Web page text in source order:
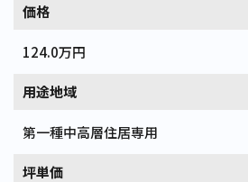
価格
124.0万円
用途地域
第一種中高層住居専用
坪単価